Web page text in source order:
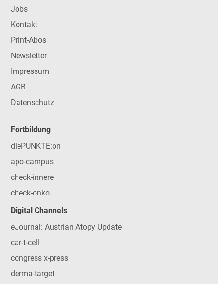
Jobs
Kontakt
Print-Abos
Newsletter
Impressum
AGB
Datenschutz
Fortbildung
diePUNKTE:on
apo-campus
check-innere
check-onko
Digital Channels
eJournal: Austrian Atopy Update
car-t-cell
congress x-press
derma-target